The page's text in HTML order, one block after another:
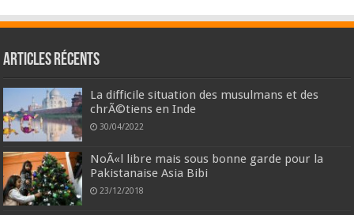
Articles récents
La difficile situation des musulmans et des
chrÃ©tiens en Inde
30/04/2022
NoÃ«l libre mais sous bonne garde pour la
Pakistanaise Asia Bibi
23/12/2018